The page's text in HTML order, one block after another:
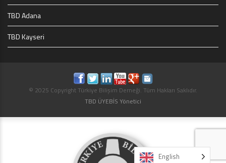
TBD Adana
TBD Kayseri
© 2025 Copyright Türkiye Bilişim Derneği. Tüm Hakları Saklıdır.
TBD ÜYEBİS Yönetici
English